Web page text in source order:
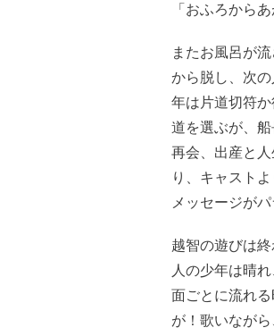
「おふろから
またお風呂が
から脱し、次
年は片道切符
道を選ぶが、
再会、出産と
り、キャスト
メッセージが
越智の遊びは
人の少年は晴
面ごとに流れ
が！歌いなが